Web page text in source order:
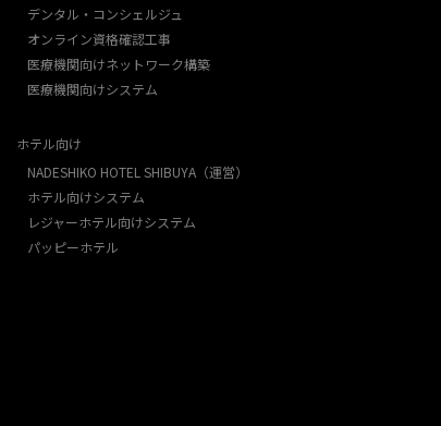
デンタル・コンシェルジュ
オンライン資格確認工事
医療機関向けネットワーク構築
医療機関向けシステム
ホテル向け
NADESHIKO HOTEL SHIBUYA（運営）
ホテル向けシステム
レジャーホテル向けシステム
パッピーホテル